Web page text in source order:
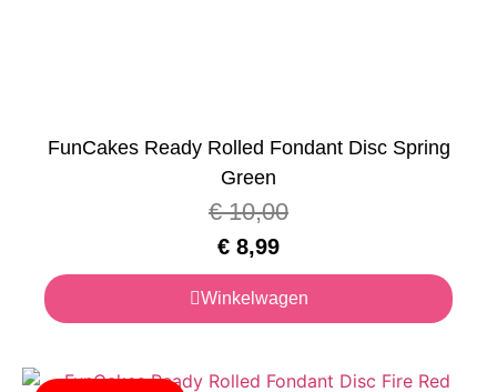
FunCakes Ready Rolled Fondant Disc Spring
Green
€10,00
€ 8,99
Winkelwagen